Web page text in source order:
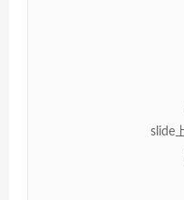
slide